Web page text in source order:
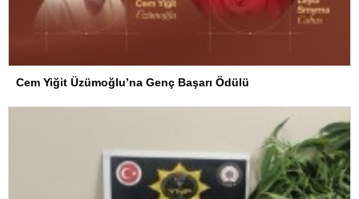
Cem Yiğit Üzümoğlu’na Genç Başarı Ödülü